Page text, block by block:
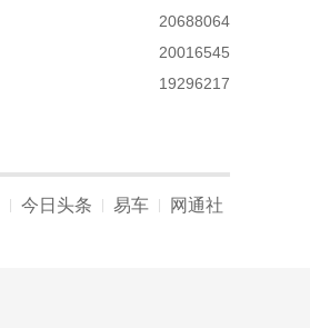
20688064
20016545
19296217
今日头条 易车 网通社